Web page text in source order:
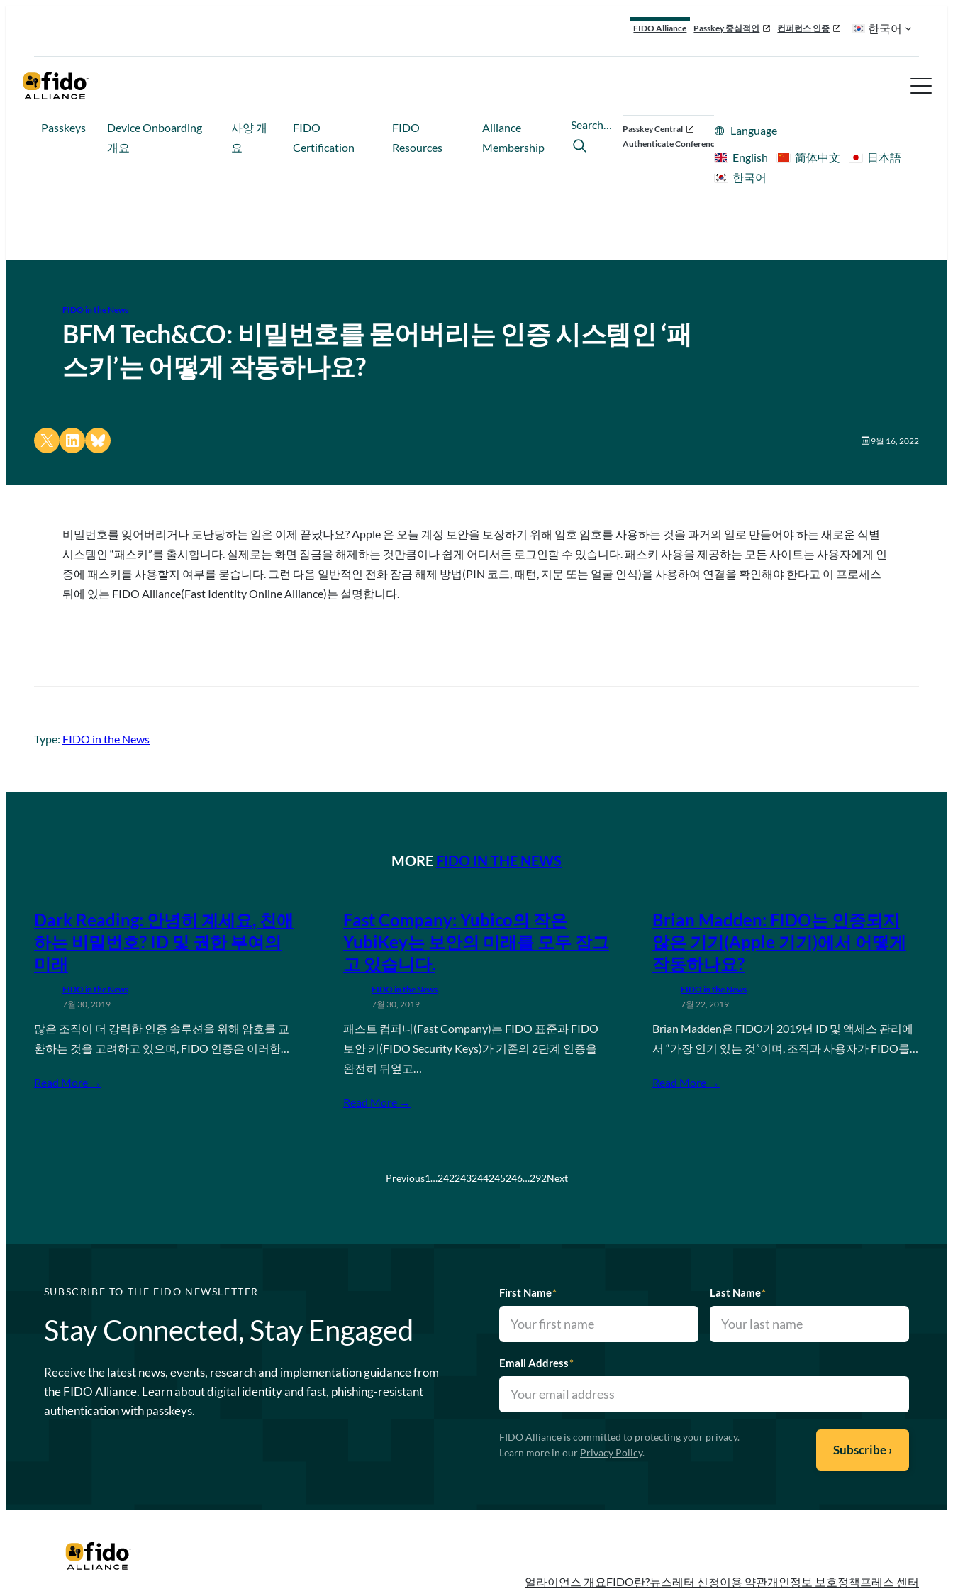
FIDO Alliance Passkey 중심적인 컨퍼런스 인증 한국어
Passkeys
Device Onboarding
개요
사양 개
요
FIDO
Certification
FIDO
Resources
Alliance
Membership
Search…
Passkey Central
Authenticate Conference
Language
English
简体中文
日本語
한국어
FIDO in the News
BFM Tech&CO: 비밀번호를 묻어버리는 인증 시스템인 ‘패
스키’는 어떻게 작동하나요?
Share on X Share on LinkedIn
Share on Bluesky 9월 16, 2022
비밀번호를 잊어버리거나 도난당하는 일은 이제 끝났나요? Apple 은 오늘 계정 보안을 보장하기 위해 암호 암호를 사용하는 것을 과거의 일로 만들어야 하는 새로운 식별
시스템인 “패스키”를 출시합니다. 실제로는 화면 잠금을 해제하는 것만큼이나 쉽게 어디서든 로그인할 수 있습니다. 패스키 사용을 제공하는 모든 사이트는 사용자에게 인
증에 패스키를 사용할지 여부를 묻습니다. 그런 다음 일반적인 전화 잠금 해제 방법(PIN 코드, 패턴, 지문 또는 얼굴 인식)을 사용하여 연결을 확인해야 한다고 이 프로세스
뒤에 있는 FIDO Alliance(Fast Identity Online Alliance)는 설명합니다.
Type: FIDO in the News
MORE FIDO IN THE NEWS
Dark Reading: 안녕히 계세요, 친애
하는 비밀번호? ID 및 권한 부여의
미래
FIDO in the News
7월 30, 2019
많은 조직이 더 강력한 인증 솔루션을 위해 암호를 교
환하는 것을 고려하고 있으며, FIDO 인증은 이러한…
Read More →
Fast Company: Yubico의 작은
YubiKey는 보안의 미래를 모두 잠그
고 있습니다.
FIDO in the News
7월 30, 2019
패스트 컴퍼니(Fast Company)는 FIDO 표준과 FIDO
보안 키(FIDO Security Keys)가 기존의 2단계 인증을
완전히 뒤엎고…
Read More →
Brian Madden: FIDO는 인증되지
않은 기기(Apple 기기)에서 어떻게
작동하나요?
FIDO in the News
7월 22, 2019
Brian Madden은 FIDO가 2019년 ID 및 액세스 관리에
서 “가장 인기 있는 것”이며, 조직과 사용자가 FIDO를…
Read More →
Previous1…242243244245246…292Next
SUBSCRIBE TO THE FIDO NEWSLETTER
Stay Connected, Stay Engaged
Receive the latest news, events, research and implementation guidance from
the FIDO Alliance. Learn about digital identity and fast, phishing-resistant
authentication with passkeys.
First Name* Last Name*
Email Address*
FIDO Alliance is committed to protecting your privacy.
Learn more in our Privacy Policy.
얼라이언스 개요FIDO란?뉴스레터 신청이용 약관개인정보 보호정책 프레스 센터